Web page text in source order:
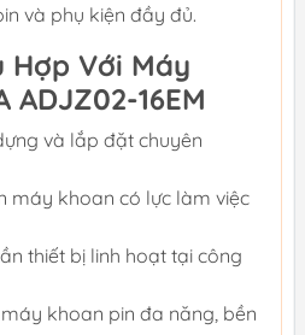
và phụ kiện đầy đủ.
Hợp Với Máy
ADJZ02-16EM
và lắp đặt chuyên
máy khoan có lực làm việc
thiết bị linh hoạt tại công
khoan pin đa năng, bền